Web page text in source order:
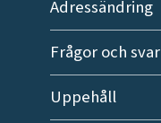
Adressändring
Frågor och svar
Uppehåll